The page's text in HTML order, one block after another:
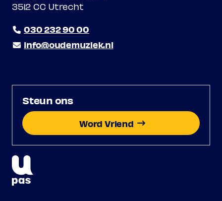
3512 CC Utrecht
030 232 90 00
info@oudemuziek.nl
Steun ons
Word Vriend